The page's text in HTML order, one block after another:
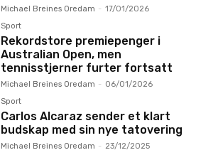
Michael Breines Oredam - 17/01/2026
Sport
Rekordstore premiepenger i
Australian Open, men
tennisstjerner furter fortsatt
Michael Breines Oredam - 06/01/2026
Sport
Carlos Alcaraz sender et klart
budskap med sin nye tatovering
Michael Breines Oredam - 23/12/2025